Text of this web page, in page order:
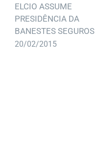
ELCIO ASSUME
PRESIDÊNCIA DA
BANESTES SEGUROS
20/02/2015